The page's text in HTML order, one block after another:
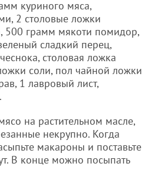
куриного мяса,
2 столовые ложки
500 грамм мякоти помидор,
сладкий перец,
столовая ложка
соли, пол чайной ложки
1 лавровый лист,
на растительном масле,
некрупно. Когда
макароны и поставьте
В конце можно посыпать